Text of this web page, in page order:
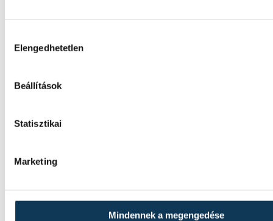
Elengedhetetlen
Beállítások
Statisztikai
Marketing
Mindennek a megengedése
legforróbb országok közé került,
Egyesült Királyságban olyan száraz júliust
A múltban és ma is rossz
a dunai Ínség-szikla
Újra kilátszik a Dunából az aszály hírnöke!
pedig a klímaváltozás okozta extrém
hívja fel a figyelmet. Elmeséljük a baljós